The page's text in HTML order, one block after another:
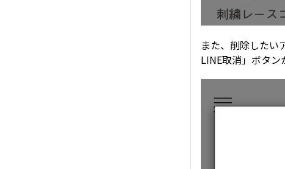
また、削除したい
LINE取消」ボタン